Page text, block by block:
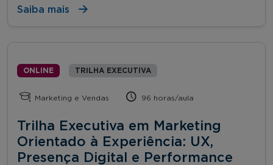
Saiba mais
ONLINE TRILHA EXECUTIVA
Marketing e Vendas 96 horas/aula
Trilha Executiva em Marketing
Orientado à Experiência: UX,
Presença Digital e Performance